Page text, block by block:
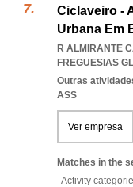
Ciclaveiro -
Urbana Em
R ALMIRANTE
FREGUESIAS
Outras
ASS
Ver empresa
Matches in the
Activity